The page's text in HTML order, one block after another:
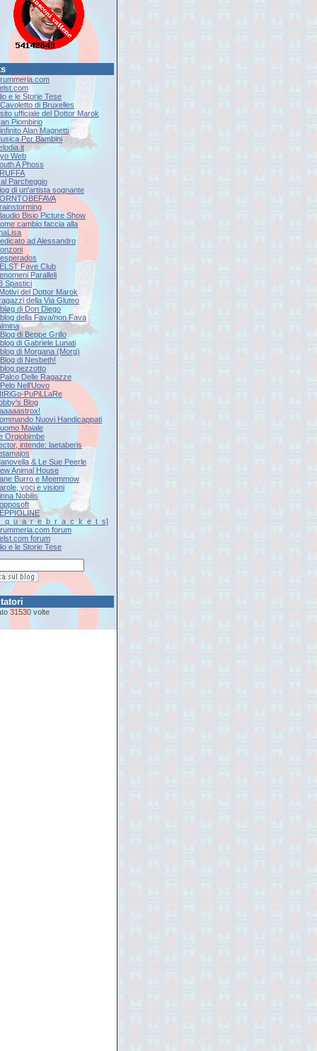
e le Storie Tese
di Bruxelles
ufficiale del Dottor Marok
Piombino
Alan Magnetti
Per Bambini
Web
A Phoss
Parcheggio
di un'artista sognante
Bisio Picture Show
cambio faccia alla
ad Alessandro
Fave Club
Paralleli
Spastici
del Dottor Marok
della Via Gluteo
di Don Diego
della Fava/non Fava
di Beppe Grillo
di Gabriele Lunati
di Morgana (Morg)
di Nesbeth!
pezzotto
Delle Ragazze
Nell'Uovo
PuPiLLaRe
Blog
Nuovi Handicappati
Maiale
Orgiobimbe
intende: laetaberis
& Le Sue Peerle
Animal House
Burro e Meemmow
voci e visioni
Nobilis
forum
forum
e le Storie Tese
31530 volte